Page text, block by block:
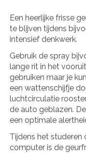
Een heerlijke frisse
te blijven tijdens
intensief denkwerk.
Gebruik de spray
lange rit in het
gebruiken maar je
een wattenschijfje
luchtcirculatie
de auto geblazen.
een optimale
Tijdens het studeren
computer is de